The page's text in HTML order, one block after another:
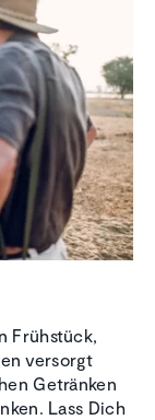
Frühstück,
versorgt
Getränken
Lass Dich